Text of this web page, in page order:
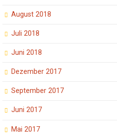
August 2018
Juli 2018
Juni 2018
Dezember 2017
September 2017
Juni 2017
Mai 2017